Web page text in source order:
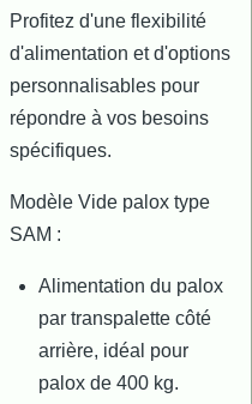
Profitez d'une flexibilité
d'alimentation et d'options
personnalisables pour
répondre à vos besoins
spécifiques.
Modèle Vide palox type
SAM :
Alimentation du palox
par transpalette côté
arrière, idéal pour
palox de 400 kg.